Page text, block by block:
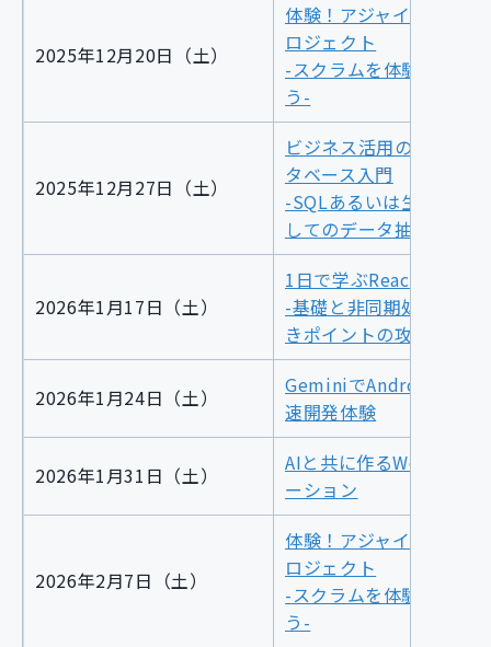
2025年12月20日（土）
体験！アジャイルな開発
ロジェクト
-スクラムを体験してみ
う-
2025年12月27日（土）
ビジネス活用のためのデ
タベース入門
-SQLあるいは生成AIを
してのデータ抽出と集
2026年1月17日（土）
1日で学ぶReact
-基礎と非同期処理、つ
きポイントの攻略-
2026年1月24日（土）
GeminiでAndroidアプ
速開発体験
2026年1月31日（土）
AIと共に作るWebアプリ
ーション
2026年2月7日（土）
体験！アジャイルな開発
ロジェクト
-スクラムを体験してみ
う-